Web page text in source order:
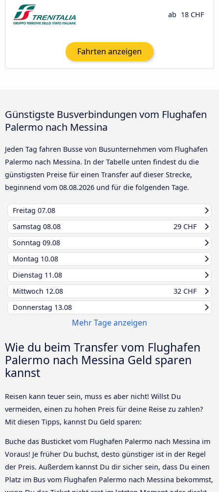
ab 18 CHF
Fahrten anzeigen
Günstigste Busverbindungen vom Flughafen
Palermo nach Messina
Jeden Tag fahren Busse von Busunternehmen vom Flughafen
Palermo nach Messina. In der Tabelle unten findest du die
günstigsten Preise für einen Transfer auf dieser Strecke,
beginnend vom 08.08.2026 und für die folgenden Tage.
Freitag 07.08
Samstag 08.08
29 CHF
Sonntag 09.08
Montag 10.08
Dienstag 11.08
Mittwoch 12.08
32 CHF
Donnerstag 13.08
Mehr Tage anzeigen
Wie du beim Transfer vom Flughafen
Palermo nach Messina Geld sparen
kannst
Reisen kann teuer sein, muss es aber nicht! Willst Du
vermeiden, einen zu hohen Preis für deine Reise zu zahlen?
Mit diesen Tipps, kannst Du Geld sparen:
Buche das Busticket vom Flughafen Palermo nach Messina im
Voraus! Je früher Du buchst, desto günstiger ist in der Regel
der Preis. Außerdem kannst Du dir sicher sein, dass Du einen
Platz im Bus vom Flughafen Palermo nach Messina bekommst,